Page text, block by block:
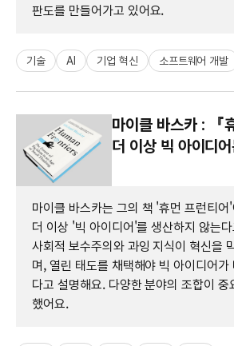
판도를 만들어가고 있어요.
기술 AI 기업 혁신 소프트웨어 개발
마이클 바스카 : 『
더 이상 빅 아이디
마이클 바스카는 그의 책 '휴먼 프런티
더 이상 '빅 아이디어'를 생산하지 않는
사회적 보수주의와 과잉 지식이 혁신을
며, 열린 태도를 채택해야 빅 아이디어가
다고 설명해요. 다양한 분야의 조합이 중
했어요.